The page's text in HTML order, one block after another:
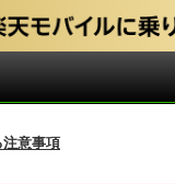
注意事項